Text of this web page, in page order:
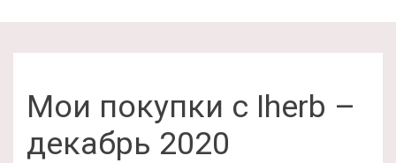
Мои покупки с Iherb –
декабрь 2020